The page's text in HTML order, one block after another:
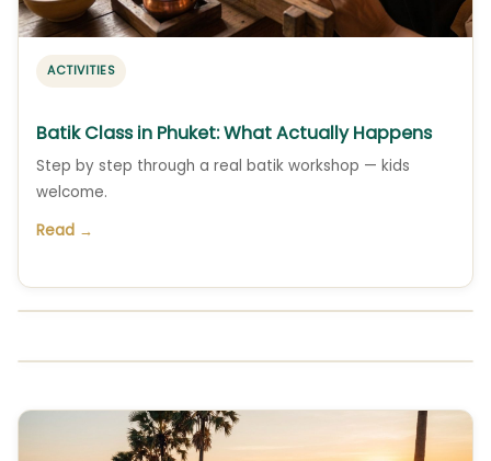
ACTIVITIES
Batik Class in Phuket: What Actually Happens
Step by step through a real batik workshop — kids
welcome.
Read →